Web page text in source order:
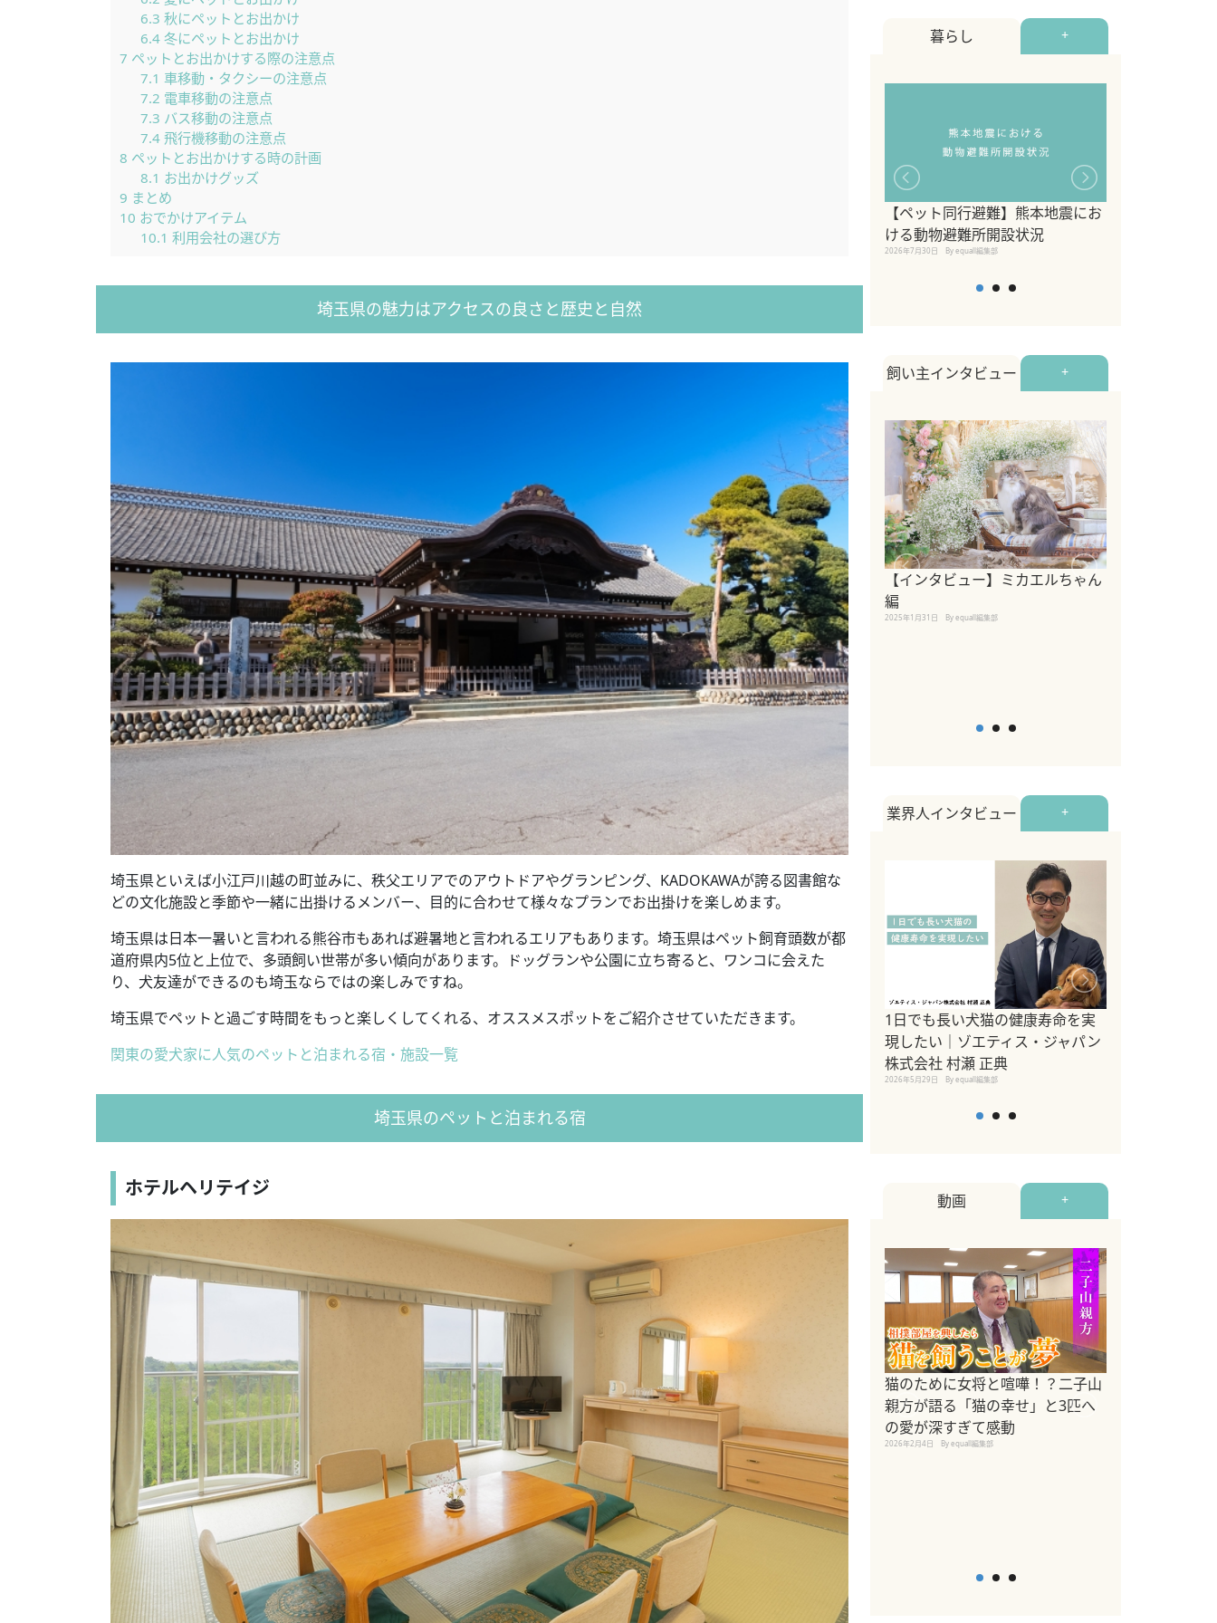
6.3 秋にペットとお出かけ
6.4冬にペットとお出かけ
7 ペットとお出かけする際の注意点
7.1 車移動・タクシーの注意点
7.2 電車移動の注意点
7.3 バス移動の注意点
7.4飛行機移動の注意点
8 ペットとお出かけする時の計画
8.1 お出かけグッズ
9 まとめ
10 おでかけアイテム
10.1 利用会社の選び方
埼玉県の魅力はアクセスの良さと歴史と自然
埼玉県といえば小江戸川越の町並みに、秩父エリアでのアウトドアやグランピング、KADOKAWAが誇る図書館な
どの文化施設と季節や一緒に出掛けるメンバー、目的に合わせて様々なプランでお出掛けを楽しめます。
埼玉県は日本一暑いと言われる熊谷市もあれば避暑地と言われるエリアもあります。埼玉県はペット飼育頭数が都
道府県内5位と上位で、多頭飼い世帯が多い傾向があります。ドッグランや公園に立ち寄ると、ワンコに会えた
り、犬友達ができるのも埼玉ならではの楽しみですね。
埼玉県でペットと過ごす時間をもっと楽しくしてくれる、オススメスポットをご紹介させていただきます。
関東の愛犬家に人気のペットと泊まれる宿・施設一覧
埼玉県のペットと泊まれる宿
ホテルヘリテイジ
暮らし +
【ペット同行避難】熊本地震にお
ける動物避難所開設状況
2026年7月30日 By equall編集部
飼い主インタビュー +
【インタビュー】ミカエルちゃん
編
2025年1月31日 By equall編集部
業界人インタビュー +
1日でも長い犬猫の健康寿命を実
現したい｜ゾエティス・ジャパン
株式会社 村瀬 正典
2026年5月29日 By equall編集部
動画 +
猫のために女将と喧嘩！？二子山
親方が語る「猫の幸せ」と3匹へ
の愛が深すぎて感動
2026年2月4日 By equall編集部